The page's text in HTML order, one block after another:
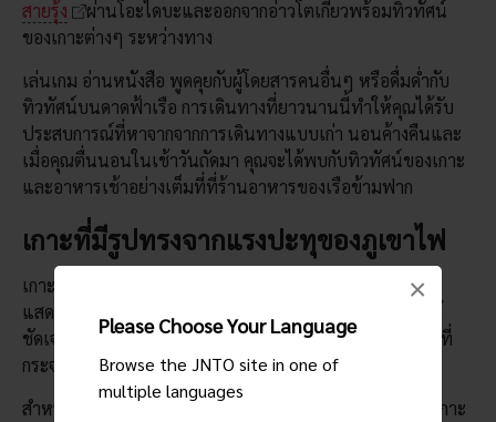
Please Choose Your Language
Browse the JNTO site in one of
multiple languages
×
สายรุ้ง
ผ่านโอะไดบะและออกจากอ่าวโตเกียวพร้อมทิวทัศน์
ของเกาะต่างๆ ระหว่างทาง
เล่นเกม อ่านหนังสือ พูดคุยกับผู้โดยสารคนอื่นๆ หรือดื่มด่ำกับ
ทิวทัศน์บนดาดฟ้าเรือ การเดินทางที่ยาวนานนี้ทำให้คุณได้รับ
ประสบการณ์ที่หาจากจากการเดินทางแบบเก่า นอนค้างคืนและ
เมื่อคุณตื่นนอนในเช้าวันถัดมา คุณจะได้พบกับทิวทัศน์ของเกาะ
และอาหารเช้าอย่างเต็มที่ที่ร้านอาหารของเรือข้ามฟาก
เกาะที่มีรูปทรงจากแรงปะทุของภูเขาไฟ
เกาะเหล่านี้เป็นส่วนหนึ่งของแนวภูเขาไฟฟูจิ และหลักฐาน
แสดงกำเนิดภูเขาไฟก็กระจายทั่วบริเวณ สิ่งย้ำเตือนที่เห็นได้
ชัดเจนที่สุดของมรดกชิ้นนี้ คือแหล่งอาบน้ำพุร้อนหลายแห่งที่
กระจายไปทั่วเกาะ
สำหรับประสบการณ์ภูเขาไฟที่เหนือใคร เลือกอาโอกะชิมะ เกาะ